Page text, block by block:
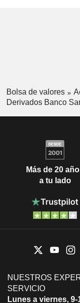
Bolsa de valores
Derivados Banco
Más de 20
a tu lado
NUESTROS
SERVICIO
Lunes a viernes, 9-